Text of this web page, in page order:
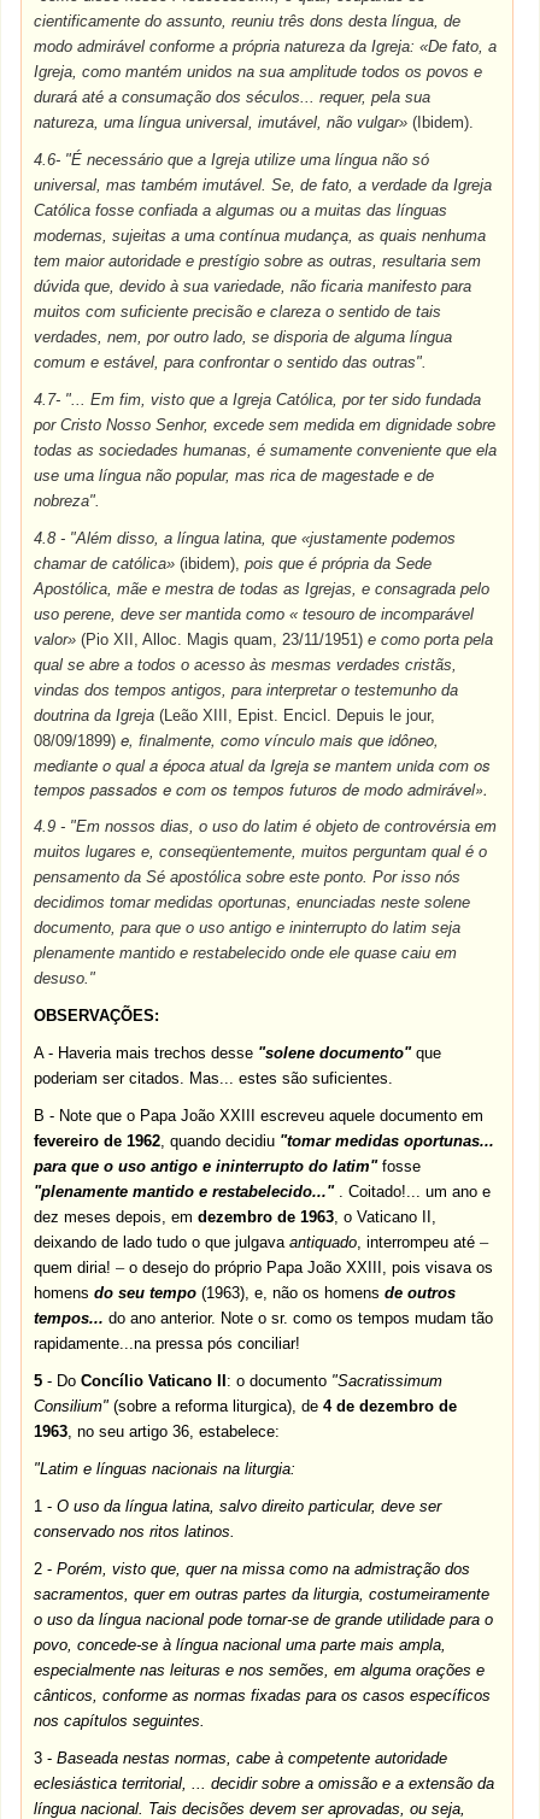
cientificamente do assunto, reuniu três dons desta língua, de
modo admirável conforme a própria natureza da Igreja: «De fato, a
Igreja, como mantém unidos na sua amplitude todos os povos e
durará até a consumação dos séculos... requer, pela sua
natureza, uma língua universal, imutável, não vulgar» (Ibidem).
4.6- "É necessário que a Igreja utilize uma língua não só
universal, mas também imutável. Se, de fato, a verdade da Igreja
Católica fosse confiada a algumas ou a muitas das línguas
modernas, sujeitas a uma contínua mudança, as quais nenhuma
tem maior autoridade e prestígio sobre as outras, resultaria sem
dúvida que, devido à sua variedade, não ficaria manifesto para
muitos com suficiente precisão e clareza o sentido de tais
verdades, nem, por outro lado, se disporia de alguma língua
comum e estável, para confrontar o sentido das outras".
4.7- "... Em fim, visto que a Igreja Católica, por ter sido fundada
por Cristo Nosso Senhor, excede sem medida em dignidade sobre
todas as sociedades humanas, é sumamente conveniente que ela
use uma língua não popular, mas rica de magestade e de
nobreza".
4.8 - "Além disso, a língua latina, que «justamente podemos
chamar de católica» (ibidem),pois que é própria da Sede
Apostólica, mãe e mestra de todas as Igrejas, e consagrada pelo
uso perene, deve ser mantida como « tesouro de incomparável
valor» (Pio XII, Alloc. Magis quam, 23/11/1951)e como porta pela
qual se abre a todos o acesso às mesmas verdades cristãs,
vindas dos tempos antigos, para interpretar o testemunho da
doutrina da Igreja (Leão XIII, Epist. Encicl. Depuis le jour,
08/09/1899)e, finalmente, como vínculo mais que idôneo,
mediante o qual a época atual da Igreja se mantem unida com os
tempos passados e com os tempos futuros de modo admirável».
4.9 - "Em nossos dias, o uso do latim é objeto de controvérsia em
muitos lugares e, conseqüentemente, muitos perguntam qual é o
pensamento da Sé apostólica sobre este ponto. Por isso nós
decidimos tomar medidas oportunas, enunciadas neste solene
documento, para que o uso antigo e ininterrupto do latim seja
plenamente mantido e restabelecido onde ele quase caiu em
desuso."
OBSERVAÇÕES:
A - Haveria mais trechos desse "solene documento"que
poderiam ser citados. Mas... estes são suficientes.
B - Note que o Papa João XXIII escreveu aquele documento em
fevereiro de 1962, quando decidiu "tomar medidas oportunas...
para que o uso antigo e ininterrupto do latim"fosse
"plenamente mantido e restabelecido...". Coitado!... um ano e
dez meses depois, emdezembro de 1963, o Vaticano II,
deixando de lado tudo o que julgavaantiquado, interrompeu até–
quem diria!–o desejo do próprio Papa João XXIII, pois visava os
homensdo seu tempo(1963), e, não os homensde outros
tempos...do ano anterior. Note o sr. como os tempos mudam tão
rapidamente...na pressa pós conciliar!
5 - DoConcílio Vaticano II : o documento "Sacratissimum
Consilium" (sobre a reforma liturgica), de4 de dezembro de
1963, no seu artigo 36, estabelece:
"Latim e línguas nacionais na liturgia:
1 -O uso da língua latina, salvo direito particular, deve ser
conservado nos ritos latinos.
2 -Porém, visto que, quer na missa como na admistração dos
sacramentos, quer em outras partes da liturgia, costumeiramente
o uso da língua nacional pode tornar-se de grande utilidade para o
povo, concede-se à língua nacional uma parte mais ampla,
especialmente nas leituras e nos semões, em alguma orações e
cânticos, conforme as normas fixadas para os casos específicos
nos capítulos seguintes.
3 -Baseada nestas normas, cabe à competente autoridade
eclesiástica territorial, ... decidir sobre a omissão e a extensão da
língua nacional. Tais decisões devem ser aprovadas, ou seja,